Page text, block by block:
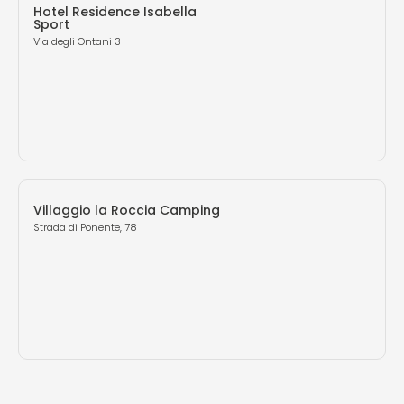
Hotel Residence Isabella
Sport
Via degli Ontani 3
Villaggio la Roccia Camping
Strada di Ponente, 78